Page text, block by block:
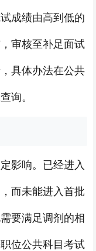
成绩由高到低的
审核至补足面试
具体办法在公共
询。
影响。已经进入
而未能进入首批
要满足调剂的相
位公共科目考试